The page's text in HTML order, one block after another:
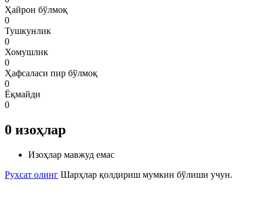
Ҳайрон бўлмоқ
0
Тушкунлик
0
Хомушлик
0
Ҳафсаласи пир бўлмоқ
0
Ёқмайди
0
0 изоҳлар
Изоҳлар мавжуд емас
Рухсат олинг Шарҳлар қолдириш мумкин бўлиши учун.